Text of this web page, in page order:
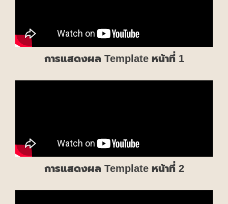
การแสดงผล Template หน้าที่ 1
การแสดงผล Template หน้าที่ 2